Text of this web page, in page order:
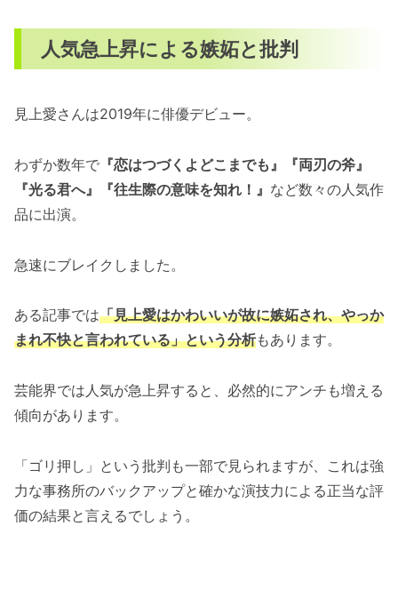
人気急上昇による嫉妬と批判
見上愛さんは2019年に俳優デビュー。
わずか数年で 『恋はつづくよどこまでも』『両刃の斧』
『光る君へ』『往生際の意味を知れ！』 など数々の人気作
品に出演。
急速にブレイクしました。
ある記事では「見上愛はかわいいが故に嫉妬され、やっか
まれ不快と言われている」という分析もあります。
芸能界では人気が急上昇すると、必然的にアンチも増える
傾向があります。
「ゴリ押し」という批判も一部で見られますが、これは強
力な事務所のバックアップと確かな演技力による正当な評
価の結果と言えるでしょう。